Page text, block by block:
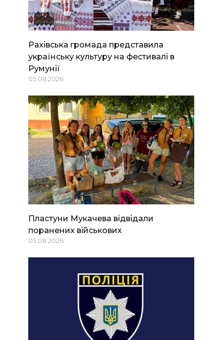
Рахівська громада представила
українську культуру на фестивалі в
Румунії
05.08.2026
Пластуни Мукачева відвідали
поранених військових
05.08.2026